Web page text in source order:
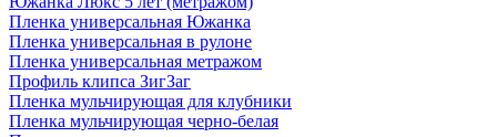
Пленка универсальная Южанка
Пленка универсальная в рулоне
Пленка универсальная метражом
Профиль клипса ЗигЗаг
Пленка мульчирующая для клубники
Пленка мульчирующая черно-белая